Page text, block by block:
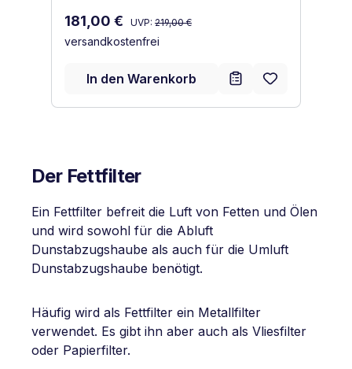
Verkaufspreis:
181,00 € Regulärer Preis:
UVP: 219,00 €
versandkostenfrei
In den Warenkorb
Der Fettfilter
Ein Fettfilter befreit die Luft von Fetten und Ölen
und wird sowohl für die Abluft
Dunstabzugshaube als auch für die Umluft
Dunstabzugshaube benötigt.
Häufig wird als Fettfilter ein Metallfilter
verwendet. Es gibt ihn aber auch als Vliesfilter
oder Papierfilter.